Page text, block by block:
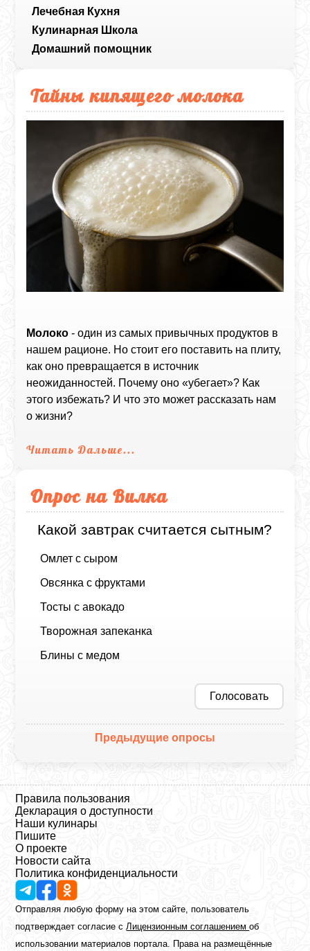
Лечебная Кухня
Кулинарная Школа
Домашний помощник
Тайны кипящего молока
Молоко - один из самых привычных продуктов в
нашем рационе. Но стоит его поставить на плиту,
как оно превращается в источник
неожиданностей. Почему оно «убегает»? Как
этого избежать? И что это может рассказать нам
о жизни?
Читать Дальше...
Опрос на Вилка
Какой завтрак считается сытным?
Омлет с сыром
Овсянка с фруктами
Тосты с авокадо
Творожная запеканка
Блины с медом
Голосовать
Предыдущие опросы
Правила пользования
Декларация о доступности
Наши кулинары
Пишите
О проекте
Новости сайта
Политика конфиденциальности
Отправляя любую форму на этом сайте, пользователь
подтверждает согласие сЛицензионным соглашениемоб
использовании материалов портала. Права на размещённые